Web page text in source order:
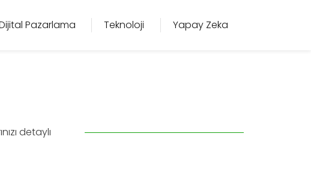
Pazarlama Teknoloji Yapay Zeka
detaylı